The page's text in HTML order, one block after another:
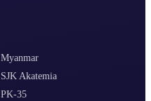
Myanmar
SJK Akatemia
PK-35